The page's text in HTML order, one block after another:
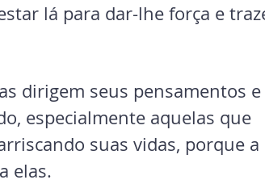
lá para dar-lhe força e
dirigem seus pensamentos e
especialmente aquelas que
suas vidas, porque a
elas.